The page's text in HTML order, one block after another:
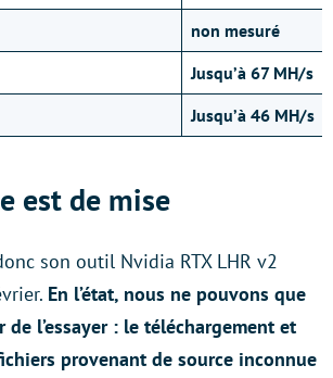
non mesuré
Jusqu’à 67 MH/s
Jusqu’à 46 MH/s
est de mise
son outil Nvidia RTX LHR v2
En l’état, nous ne pouvons que
l’essayer : le téléchargement et
provenant de source inconnue